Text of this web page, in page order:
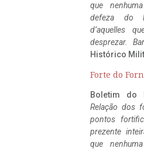
que
defeza do
d’aquelles
desprezar.
Histórico
Forte do
Boletim do
Relação dos
pontos
prezente
que